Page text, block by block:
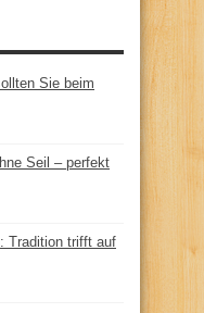
Sie beim
Seil – perfekt
Tradition trifft auf